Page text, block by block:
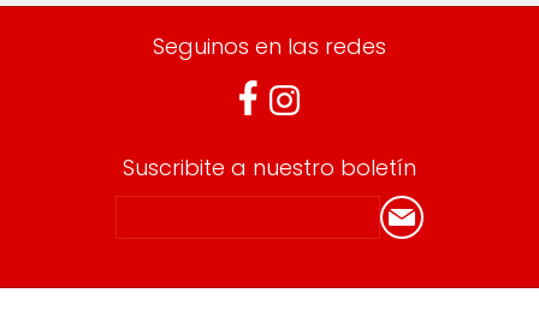
Seguinos en las redes
Suscribite a nuestro boletín